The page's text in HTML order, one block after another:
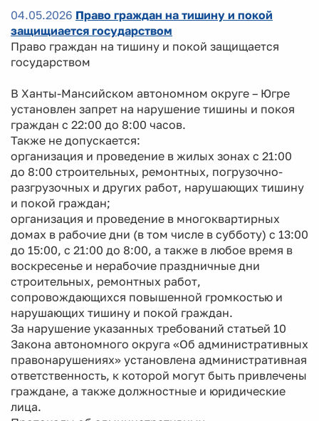
04.05.2026 Право граждан на тишину и покой
защищиается государством
Право граждан на тишину и покой защищается
государством
В Ханты-Мансийском автономном округе – Югре
установлен запрет на нарушение тишины и покоя
граждан с 22:00 до 8:00 часов.
Также не допускается:
организация и проведение в жилых зонах с 21:00
до 8:00 строительных, ремонтных, погрузочно-
разгрузочных и других работ, нарушающих тишину
и покой граждан;
организация и проведение в многоквартирных
домах в рабочие дни (в том числе в субботу) с 13:00
до 15:00, с 21:00 до 8:00, а также в любое время в
воскресенье и нерабочие праздничные дни
строительных, ремонтных работ,
сопровождающихся повышенной громкостью и
нарушающих тишину и покой граждан.
За нарушение указанных требований статьей 10
Закона автономного округа «Об административных
правонарушениях» установлена административная
ответственность, к которой могут быть привлечены
граждане, а также должностные и юридические
лица.